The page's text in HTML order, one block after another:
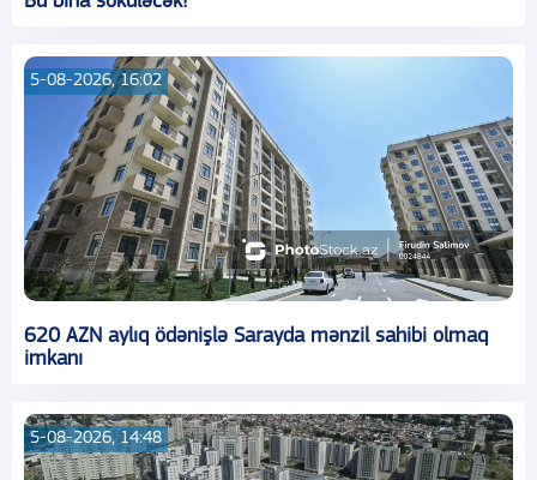
5-08-2026, 16:02
620 AZN aylıq ödənişlə Sarayda mənzil sahibi olmaq
imkanı
5-08-2026, 14:48